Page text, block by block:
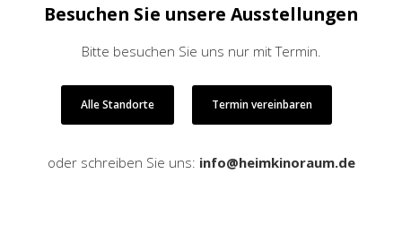
Besuchen Sie unsere Ausstellungen
Bitte besuchen Sie uns nur mit Termin.
Alle Standorte Termin vereinbaren
oder schreiben Sie uns: info@heimkinoraum.de